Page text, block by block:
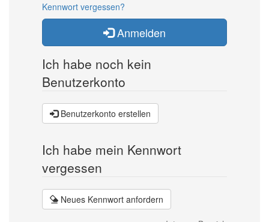
Kennwort vergessen?
Anmelden
Ich habe noch kein
Benutzerkonto
Benutzerkonto erstellen
Ich habe mein Kennwort
vergessen
Neues Kennwort anfordern